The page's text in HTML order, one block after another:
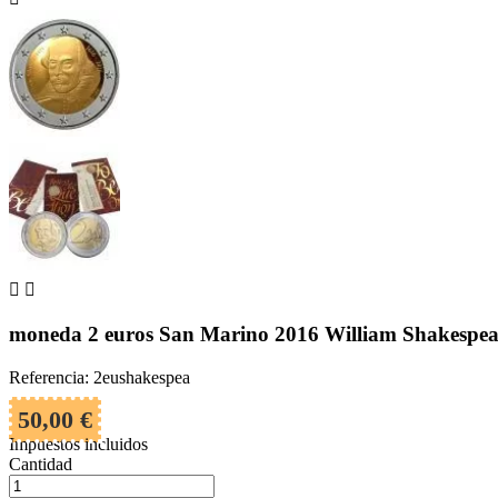
 
moneda 2 euros San Marino 2016 William
Referencia: 2eushakespea
50,00 €
Impuestos incluidos
Cantidad